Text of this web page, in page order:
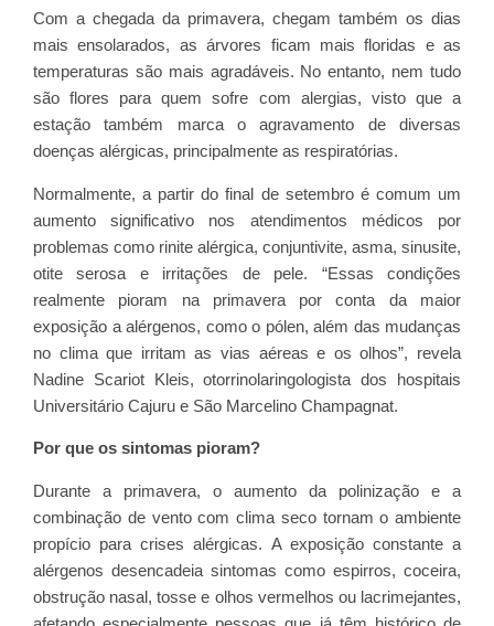
Com a chegada da primavera, chegam também os dias
mais ensolarados, as árvores ficam mais floridas e as
temperaturas são mais agradáveis. No entanto, nem tudo
são flores para quem sofre com alergias, visto que a
estação também marca o agravamento de diversas
doenças alérgicas, principalmente as respiratórias.
Normalmente, a partir do final de setembro é comum um
aumento significativo nos atendimentos médicos por
problemas como rinite alérgica, conjuntivite, asma, sinusite,
otite serosa e irritações de pele. “Essas condições
realmente pioram na primavera por conta da maior
exposição a alérgenos, como o pólen, além das mudanças
no clima que irritam as vias aéreas e os olhos”, revela
Nadine Scariot Kleis, otorrinolaringologista dos hospitais
Universitário Cajuru e São Marcelino Champagnat.
Por que os sintomas pioram?
Durante a primavera, o aumento da polinização e a
combinação de vento com clima seco tornam o ambiente
propício para crises alérgicas. A exposição constante a
alérgenos desencadeia sintomas como espirros, coceira,
obstrução nasal, tosse e olhos vermelhos ou lacrimejantes,